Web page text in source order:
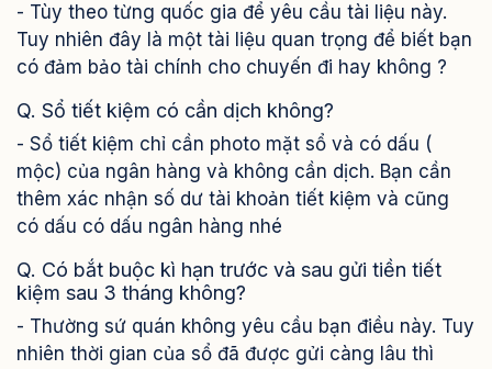
- Tùy theo từng quốc gia để yêu cầu tài liệu này.
Tuy nhiên đây là một tài liệu quan trọng để biết bạn
có đảm bảo tài chính cho chuyến đi hay không ?
Q. Sổ tiết kiệm có cần dịch không?
- Sổ tiết kiệm chỉ cần photo mặt sổ và có dấu (
mộc) của ngân hàng và không cần dịch. Bạn cần
thêm xác nhận số dư tài khoản tiết kiệm và cũng
có dấu có dấu ngân hàng nhé
Q. Có bắt buộc kì hạn trước và sau gửi tiền tiết
kiệm sau 3 tháng không?
- Thường sứ quán không yêu cầu bạn điều này. Tuy
nhiên thời gian của sổ đã được gửi càng lâu thì